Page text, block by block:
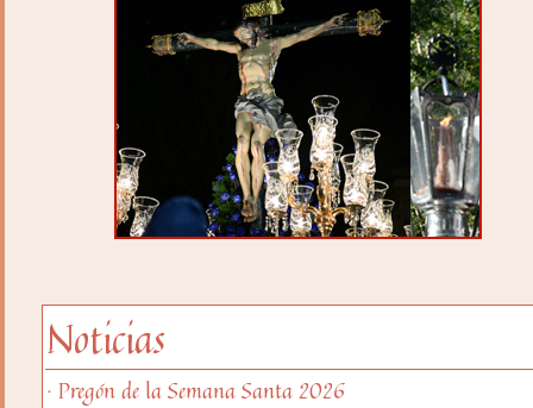
Noticias
· Pregón de la Semana Santa 2026